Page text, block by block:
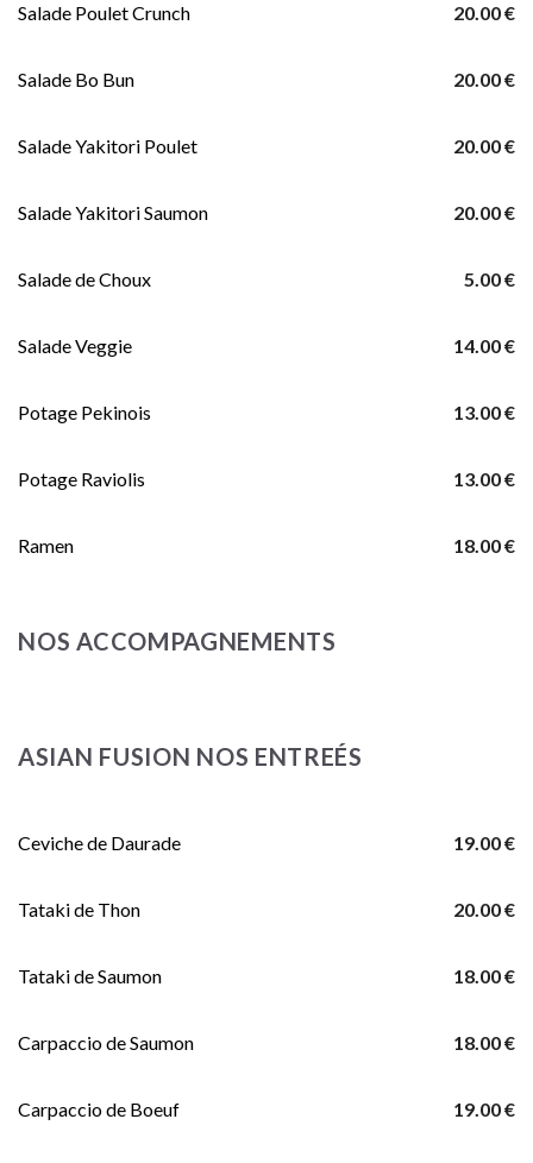
20.00 €
Salade Poulet Crunch
20.00 €
Salade Bo Bun
20.00 €
Salade Yakitori Poulet
20.00 €
Salade Yakitori Saumon
5.00 €
Salade de Choux
14.00 €
Salade Veggie
13.00 €
Potage Pekinois
13.00 €
Potage Raviolis
18.00 €
Ramen
NOS ACCOMPAGNEMENTS
ASIAN FUSION NOS ENTREÉS
19.00 €
Ceviche de Daurade
20.00 €
Tataki de Thon
18.00 €
Tataki de Saumon
18.00 €
Carpaccio de Saumon
19.00 €
Carpaccio de Boeuf